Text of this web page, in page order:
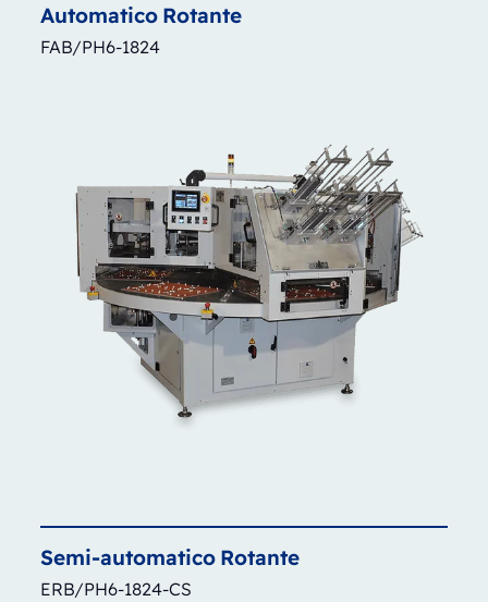
Automatico Rotante
FAB/PH6-1824
Semi-automatico Rotante
ERB/PH6-1824-CS